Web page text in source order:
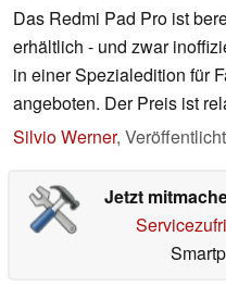
Das Redmi Pad Pro ist
erhältlich - und zwar
in einer Spezialedition für
angeboten. Der Preis ist
Silvio Werner,
Jetzt